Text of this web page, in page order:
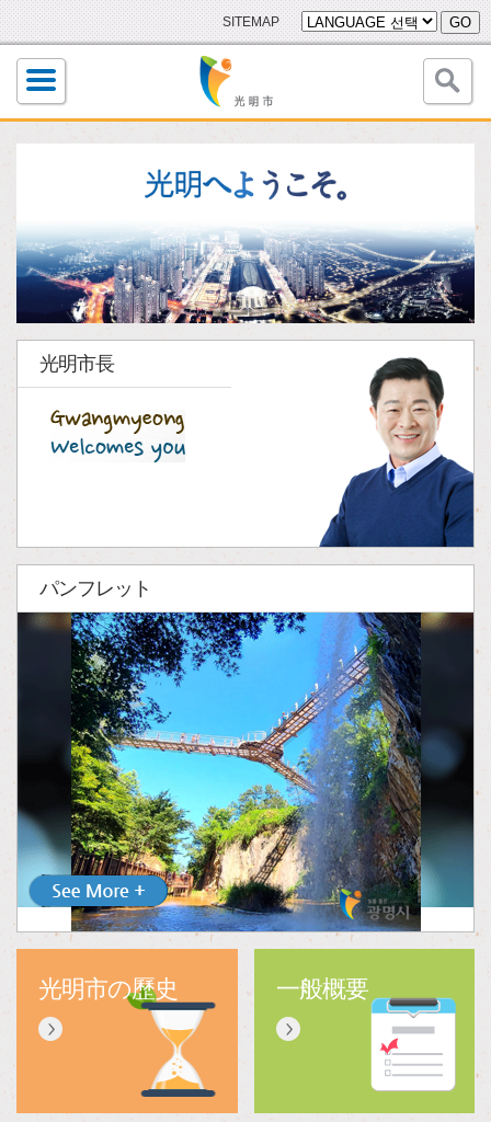
SITEMAP GO
光明市長
パンフレット
光明市の歷史 一般概要